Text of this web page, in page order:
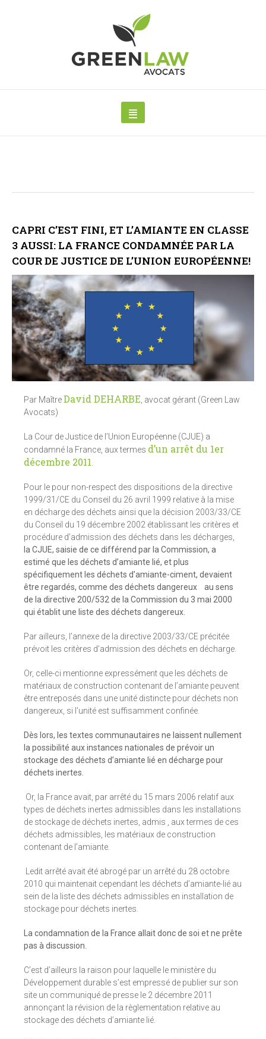
CAPRI C’EST FINI, ET L’AMIANTE EN CLASSE
3 AUSSI: LA FRANCE CONDAMNÉE PAR LA
COUR DE JUSTICE DE L’UNION EUROPÉENNE!
Par MaîtreDavid DEHARBE , avocat gérant (Green Law
Avocats)
La Cour de Justice de l’Union Européenne (CJUE) a
condamné la France, aux termes d’un arrêt du 1er
décembre 2011
Pour le pour non-respect des dispositions de la directive
1999/31/CE du Conseil du 26 avril 1999 relative à la mise
en décharge des déchets ainsi que la décision 2003/33/CE
du Conseil du 19 décembre 2002 établissant les critères et
procédure d’admission des déchets dans les décharges,
la CJUE, saisie de ce différend par la Commission, a
estimé que les déchets d’amiante lié, et plus
spécifiquement les déchets d’amiante-ciment, devaient
être regardés, comme des déchets dangereux
au sens
de la directive 200/532 de la Commission du 3 mai 2000
qui établit une liste des déchets dangereux.
Par ailleurs, l’annexe de la directive 2003/33/CE précitée
prévoit les critères d’admission des déchets en décharge.
Or, celle-ci mentionne expressément que les déchets de
matériaux de construction contenant de l’amiante peuvent
être entreposés dans une unité distincte pour déchets non
dangereux, si l’unité est suffisamment confinée.
Dès lors, les textes communautaires ne laissent nullement
la possibilité aux instances nationales de prévoir un
stockage des déchets d’amiante lié en décharge pour
déchets inertes.
Or, la France avait, par arrêté du 15 mars 2006 relatif aux
types de déchets inertes admissibles dans les installations
de stockage de déchets inertes, admis , aux termes de ces
déchets admissibles, les matériaux de construction
contenant de l’amiante.
Ledit arrêté avait été abrogé par un arrêté du 28 octobre
2010 qui maintenait cependant les déchets d’amiante-lié au
sein de la liste des déchets admissibles en installation de
stockage pour déchets inertes.
La condamnation de la France allait donc de soi et ne prête
pas à discussion.
C’est d’ailleurs la raison pour laquelle le ministère du
Développement durable s’est empressé de publier sur son
site un communiqué de presse le 2 décembre 2011
annonçant la révision de la règlementation relative au
stockage des déchets d’amiante lié.